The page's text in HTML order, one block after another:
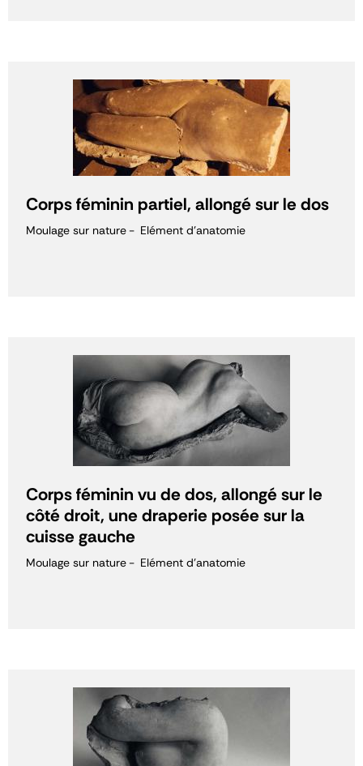
Corps féminin partiel, allongé sur le dos
Moulage sur nature Elément d'anatomie
Corps féminin vu de dos, allongé sur le
côté droit, une draperie posée sur la
cuisse gauche
Moulage sur nature Elément d'anatomie